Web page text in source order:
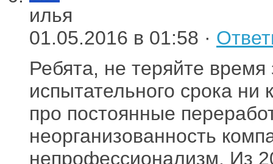
илья
01.05.2016 в 01:58 ·
Ребята, не теряйте
испытательного срока ни
про постоянные
неорганизованность
непрофессионализм. Из